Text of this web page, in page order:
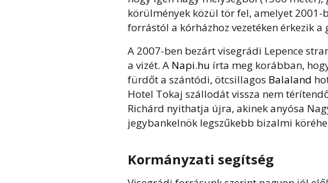
körülmények közül tör fel, amelyet 2001-
forrástól a kórházhoz vezetéken érkezik a
A 2007-ben bezárt visegrádi Lepence
a vizét. A Napi.hu írta meg korábban,
fürdőt a szántódi, ötcsillagos Balaland
Hotel Tokaj szállodát vissza nem
Richárd nyithatja újra, akinek anyósa
jegybankelnök legszűkebb bizalmi
Kormányzati segítség